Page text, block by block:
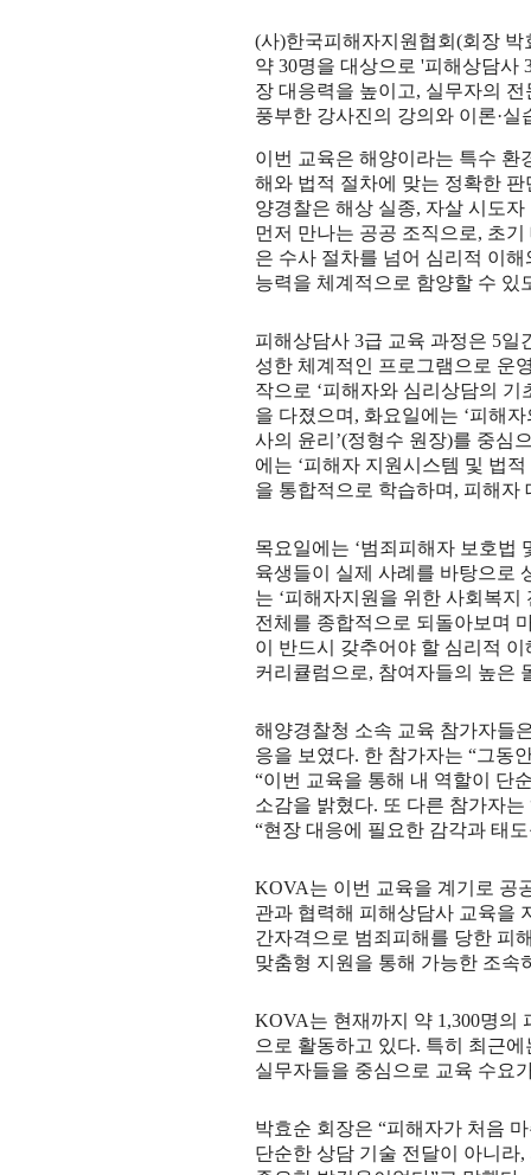
(사)한국피해자지원협회 (회장 박
약 30명을 대상으로 '피해상담사
장 대응력을 높이고, 실무자의
풍부한 강사진의 강의와 이론·실
이번 교육은 해양이라는 특수 환
해와 법적 절차에 맞는 정확한
양경찰은 해상 실종, 자살 시도자
먼저 만나는 공공 조직으로, 초기
은 수사 절차를 넘어 심리적 이
능력을 체계적으로 함양할 수 있
피해상담사 3급 교육 과정은 5일
성한 체계적인 프로그램으로 운
작으로 ‘피해자와 심리상담의 기
을 다졌으며 , 화요일에는 ‘피해자
사의 윤리 ’(정형수 원장)를 중심
에는 ‘피해자 지원시스템 및 법적
을 통합적으로 학습하며 , 피해자
목요일에는 ‘범죄피해자 보호법
육생들이 실제 사례를 바탕으로
는 ‘피해자지원을 위한 사회복지
전체를 종합적으로 되돌아보며
이 반드시 갖추어야 할 심리적 이
커리큘럼으로, 참여자들의 높은
해양경찰청 소속 교육 참가자들
응을 보였다. 한 참가자는 “그동
“이번 교육을 통해 내 역할이 단
소감을 밝혔다. 또 다른 참가자는
“현장 대응에 필요한 감각과 태
KOVA는 이번 교육을 계기로 공
관과 협력해 피해상담사 교육을
간자격으로 범죄피해를 당한 피
맞춤형 지원을 통해 가능한 조속
KOVA는 현재까지 약 1,300명의
으로 활동하고 있다. 특히 최근에
실무자들을 중심으로 교육 수요
박효순 회장은 “피해자가 처음
단순한 상담 기술 전달이 아니라,